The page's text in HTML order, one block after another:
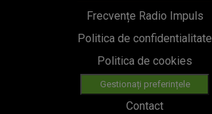
Frecvențe Radio Impuls
Politica de confidentialitate
Politica de cookies
Gestionați preferințele
Contact